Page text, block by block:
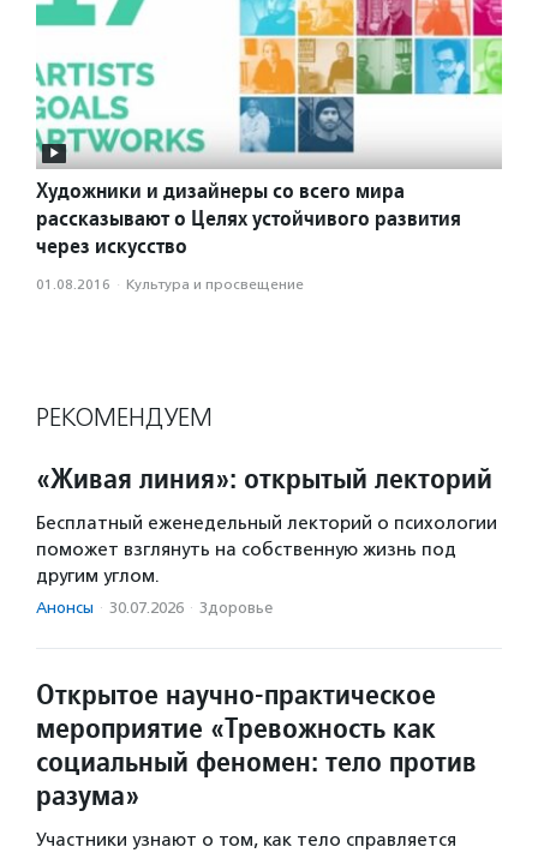
Художники и дизайнеры со всего мира
рассказывают о Целях устойчивого развития
через искусство
01.08.2016 · Культура и просвещение
РЕКОМЕНДУЕМ
«Живая линия»: открытый лекторий
Бесплатный еженедельный лекторий о психологии
поможет взглянуть на собственную жизнь под
другим углом.
Анонсы · 30.07.2026 · Здоровье
Открытое научно-практическое
мероприятие «Тревожность как
социальный феномен: тело против
разума»
Участники узнают о том, как тело справляется